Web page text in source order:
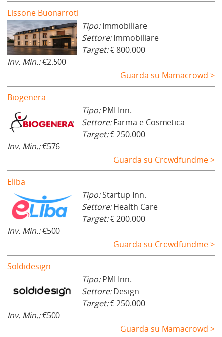
Lissone Buonarroti
Tipo:Immobiliare
Settore:Immobiliare
Target:€ 800.000
Inv. Min.:€2.500
Guarda su Mamacrowd >
Biogenera
Tipo:PMI Inn.
Settore:Farma e Cosmetica
Target:€ 250.000
Inv. Min.:€576
Guarda su Crowdfundme >
Eliba
Tipo:Startup Inn.
Settore:Health Care
Target:€ 200.000
Inv. Min.:€500
Guarda su Crowdfundme >
Soldidesign
Tipo:PMI Inn.
Settore:Design
Target:€ 250.000
Inv. Min.:€500
Guarda su Mamacrowd >